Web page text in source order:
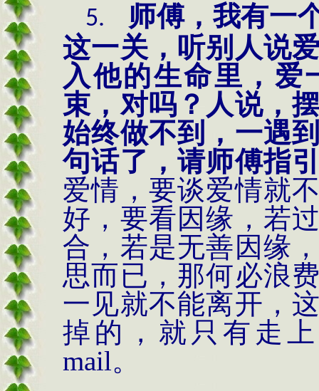
5.
师傅，我有一
这一关，听别人说
入他的生命里，爱
束，对吗？人说，
始终做不到，一遇
句话了，请师傅指
爱情，要谈爱情就
好，要看因缘，若
合，若是无善因缘
思而已，那何必浪
一见就不能离开，
掉的，就只有走
mail。